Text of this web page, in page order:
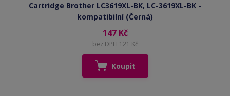
Cartridge Brother LC3619XL-BK, LC-3619XL-BK -
kompatibilní (Černá)
147 Kč
bez DPH 121 Kč
Koupit